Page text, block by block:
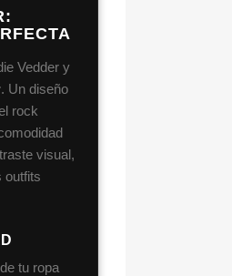
Vedder y
. Un diseño
rock
visual,
outfits
tu ropa